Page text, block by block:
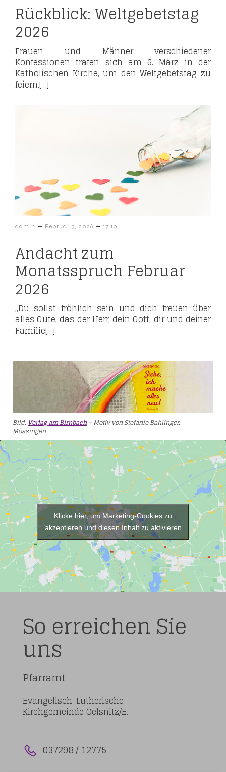
Rückblick: Weltgebetstag
2026
Frauen und Männer verschiedener
Konfessionen trafen sich am 6. März in der
Katholischen Kirche, um den Weltgebetstag zu
feiern.[…]
admin – Februar 3, 2026 – 17:10
Andacht zum
Monatsspruch Februar
2026
„Du sollst fröhlich sein und dich freuen über
alles Gute, das der Herr, dein Gott, dir und deiner
Familie[…]
Bild:Verlag am Birnbach– Motiv von Stefanie Bahlinger,
Mössingen
Klicke hier, um Marketing-Cookies zu
akzeptieren und diesen Inhalt zu aktivieren
So erreichen Sie
uns
Pfarramt
Evangelisch-Lutherische
Kirchgemeinde Oelsnitz/E.
037298 / 12775